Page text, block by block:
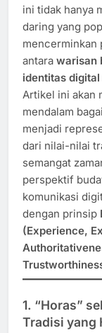
ini tidak hanya
daring yang
mencerminkan
antara warisan
identitas
Artikel ini akan
mendalam
menjadi
dari nilai-nilai
semangat
perspektif
komunikasi
dengan prinsip
(Experience,
1. “Horas”
Tradisi yang